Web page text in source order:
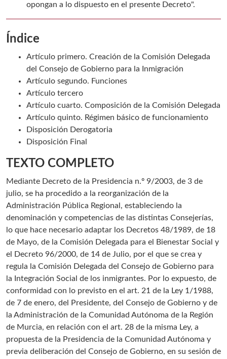
opongan a lo dispuesto en el presente Decreto".
Índice
Artículo primero. Creación de la Comisión Delegada
del Consejo de Gobierno para la Inmigración
Artículo segundo. Funciones
Artículo tercero
Artículo cuarto. Composición de la Comisión Delegada
Artículo quinto. Régimen básico de funcionamiento
Disposición Derogatoria
Disposición Final
TEXTO COMPLETO
Mediante Decreto de la Presidencia n.º 9/2003, de 3 de
julio, se ha procedido a la reorganización de la
Administración Pública Regional, estableciendo la
denominación y competencias de las distintas Consejerías,
lo que hace necesario adaptar los Decretos 48/1989, de 18
de Mayo, de la Comisión Delegada para el Bienestar Social y
el Decreto 96/2000, de 14 de Julio, por el que se crea y
regula la Comisión Delegada del Consejo de Gobierno para
la Integración Social de los inmigrantes. Por lo expuesto, de
conformidad con lo previsto en el art. 21 de la Ley 1/1988,
de 7 de enero, del Presidente, del Consejo de Gobierno y de
la Administración de la Comunidad Autónoma de la Región
de Murcia, en relación con el art. 28 de la misma Ley, a
propuesta de la Presidencia de la Comunidad Autónoma y
previa deliberación del Consejo de Gobierno, en su sesión de